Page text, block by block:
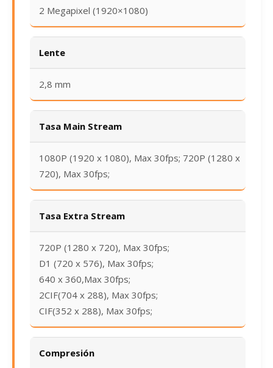
2 Megapixel (1920×1080)
Lente
2,8 mm
Tasa Main Stream
1080P (1920 x 1080), Max 30fps; 720P (1280 x
720), Max 30fps;
Tasa Extra Stream
720P (1280 x 720), Max 30fps;
D1 (720 x 576), Max 30fps;
640 x 360,Max 30fps;
2CIF(704 x 288), Max 30fps;
CIF(352 x 288), Max 30fps;
Compresión